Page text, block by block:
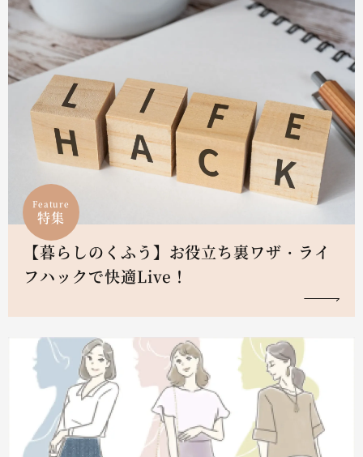
Feature
特集
【暮らしのくふう】お役立ち裏ワザ・ライ
フハックで快適Live！